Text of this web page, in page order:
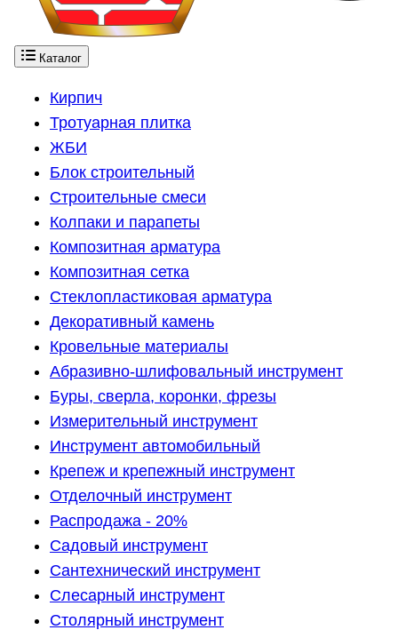
Каталог
Кирпич
Тротуарная плитка
ЖБИ
Блок строительный
Строительные смеси
Колпаки и парапеты
Композитная арматура
Композитная сетка
Стеклопластиковая арматура
Декоративный камень
Кровельные материалы
Абразивно-шлифовальный инструмент
Буры, сверла, коронки, фрезы
Измерительный инструмент
Инструмент автомобильный
Крепеж и крепежный инструмент
Отделочный инструмент
Распродажа - 20%
Садовый инструмент
Сантехнический инструмент
Слесарный инструмент
Столярный инструмент